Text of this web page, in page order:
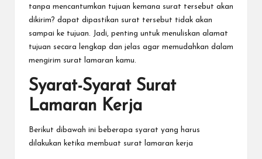
tanpa mencantumkan tujuan kemana surat tersebut akan
dikirim? dapat dipastikan surat tersebut tidak akan
sampai ke tujuan. Jadi, penting untuk menuliskan alamat
tujuan secara lengkap dan jelas agar memudahkan dalam
mengirim surat lamaran kamu.
Syarat-Syarat Surat
Lamaran Kerja
Berikut dibawah ini beberapa syarat yang harus
dilakukan ketika membuat surat lamaran kerja